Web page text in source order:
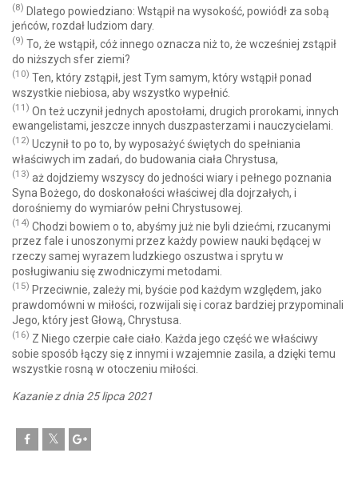
(8) Dlatego powiedziano: Wstąpił na wysokość, powiódł za sobą
jeńców, rozdał ludziom dary.
(9) To, że wstąpił, cóż innego oznacza niż to, że wcześniej zstąpił
do niższych sfer ziemi?
(10) Ten, który zstąpił, jest Tym samym, który wstąpił ponad
wszystkie niebiosa, aby wszystko wypełnić.
(11) On też uczynił jednych apostołami, drugich prorokami, innych
ewangelistami, jeszcze innych duszpasterzami i nauczycielami.
(12) Uczynił to po to, by wyposażyć świętych do spełniania
właściwych im zadań, do budowania ciała Chrystusa,
(13) aż dojdziemy wszyscy do jedności wiary i pełnego poznania
Syna Bożego, do doskonałości właściwej dla dojrzałych, i
dorośniemy do wymiarów pełni Chrystusowej.
(14) Chodzi bowiem o to, abyśmy już nie byli dziećmi, rzucanymi
przez fale i unoszonymi przez każdy powiew nauki będącej w
rzeczy samej wyrazem ludzkiego oszustwa i sprytu w
posługiwaniu się zwodniczymi metodami.
(15) Przeciwnie, zależy mi, byście pod każdym względem, jako
prawdomówni w miłości, rozwijali się i coraz bardziej przypominali
Jego, który jest Głową, Chrystusa.
(16) Z Niego czerpie całe ciało. Każda jego część we właściwy
sobie sposób łączy się z innymi i wzajemnie zasila, a dzięki temu
wszystkie rosną w otoczeniu miłości.
Kazanie z dnia 25 lipca 2021